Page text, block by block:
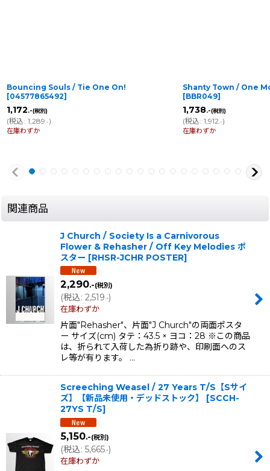
Bouncing Souls / Tie One On!
[04577865492]
1,172.-(税別)
(税込: 1,289.-)
在庫わずか
Shanty Town / One
[BBR049]
1,738.-(税別)
(税込: 1,912.-)
在庫わずか
関連商品
J Church / Society Is a Carnivorous
Flower & Rehasher / Off Key Melodies ポ
スター [RHSR-JCHR POSTER]
2,290.-(税別)
(税込: 2,519.-)
在庫わずか
片面"Rehasher"、片面"J Church"の両面ポスタ
ー サイズ(cm) タテ：43.5 × ヨコ：28 ※この商品
は、折られて入荷した為折り跡や、印刷面へのス
レ等が有ります。 …
Screeching Weasel / 27 Years T/S【Sサイ
ズ】【新品未使用・デッドストック】
[SCCH-
27YS T/S]
5,150.-(税別)
(税込: 5,665.-)
在庫わずか